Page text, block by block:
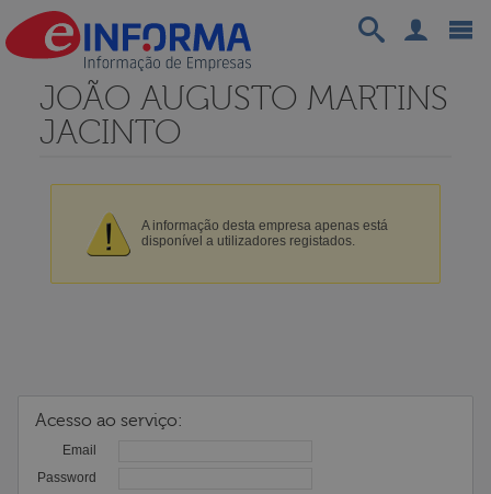
JOÃO AUGUSTO MARTINS
JACINTO
A informação desta empresa apenas está
disponível a utilizadores registados.
Acesso ao serviço:
Email
Password